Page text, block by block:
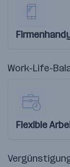
Work-Life-
Flexible